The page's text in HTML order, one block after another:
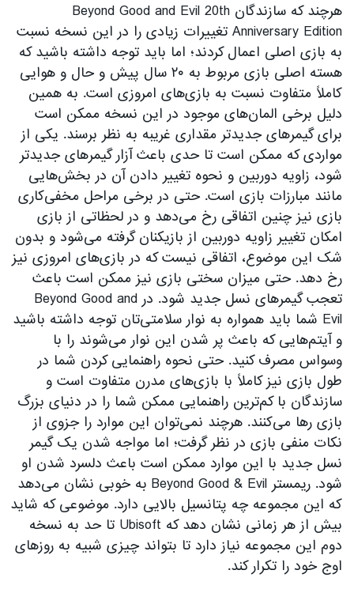
هرچند که سازندگان Beyond Good and Evil 20th
Anniversary Edition تغییرات زیادی را در این نسخه نسبت
به بازی اصلی اعمال کردند؛ اما باید توجه داشته باشید که
هسته اصلی بازی مربوط به ۲۰ سال پیش و حال و هوایی
کاملاً متفاوت نسبت به بازی‌های امروزی است. به همین
دلیل برخی المان‌های موجود در این نسخه ممکن است
برای گیمرهای جدیدتر مقداری غریبه به نظر برسند. یکی از
مواردی که ممکن است تا حدی باعث آزار گیمرهای جدیدتر
شود، زاویه دوربین و نحوه تغییر دادن آن در بخش‌هایی
مانند مبارزات بازی است. حتی در برخی مراحل مخفی‌کاری
بازی نیز چنین اتفاقی رخ می‌دهد و در لحظاتی از بازی
امکان تغییر زاویه دوربین از بازیکنان گرفته می‌شود و بدون
شک این موضوع، اتفاقی نیست که در بازی‌های امروزی نیز
رخ دهد. حتی میزان سختی بازی نیز ممکن است باعث
تعجب گیمرهای نسل جدید شود. در Beyond Good and
Evil شما باید همواره به نوار سلامتی‌تان توجه داشته باشید
و آیتم‌هایی که باعث پر شدن این نوار می‌شوند را با
وسواس مصرف کنید. حتی نحوه راهنمایی کردن شما در
طول بازی نیز کاملاً با بازی‌های مدرن متفاوت است و
سازندگان با کم‌ترین راهنمایی ممکن شما را در دنیای بزرگ
بازی رها می‌کنند. هرچند نمی‌توان این موارد را جزوی از
نکات منفی بازی در نظر گرفت؛ اما مواجه شدن یک گیمر
نسل جدید با این موارد ممکن است باعث دلسرد شدن او
شود. ریمستر Beyond Good & Evil به خوبی نشان می‌دهد
که این مجموعه چه پتانسیل بالایی دارد. موضوعی که شاید
بیش از هر زمانی نشان دهد که Ubisoft تا حد به نسخه
دوم این مجموعه نیاز دارد تا بتواند چیزی شبیه به روزهای
اوج خود را تکرار کند.